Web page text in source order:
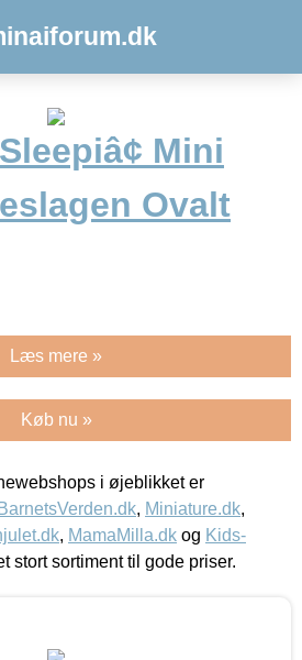
Mini
Ovalt
Læs mere »
Køb nu »
i øjeblikket er
BarnetsVerden.dk, Miniature.dk,
, MamaMilla.dk og Kids-
stort sortiment til gode priser.